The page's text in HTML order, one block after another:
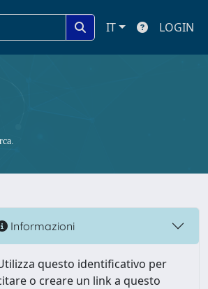
IT LOGIN
Informazioni
questo identificativo per
o creare un link a questo